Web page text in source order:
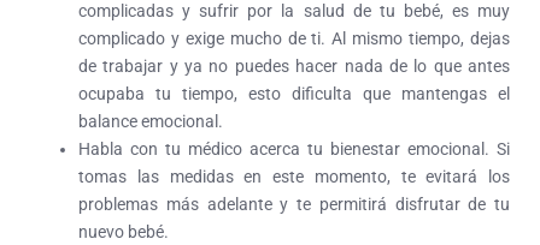
complicadas y sufrir por la salud de tu bebé, es muy
complicado y exige mucho de ti. Al mismo tiempo, dejas
de trabajar y ya no puedes hacer nada de lo que antes
ocupaba tu tiempo, esto dificulta que mantengas el
balance emocional.
Habla con tu médico acerca tu bienestar emocional. Si
tomas las medidas en este momento, te evitará los
problemas más adelante y te permitirá disfrutar de tu
nuevo bebé.